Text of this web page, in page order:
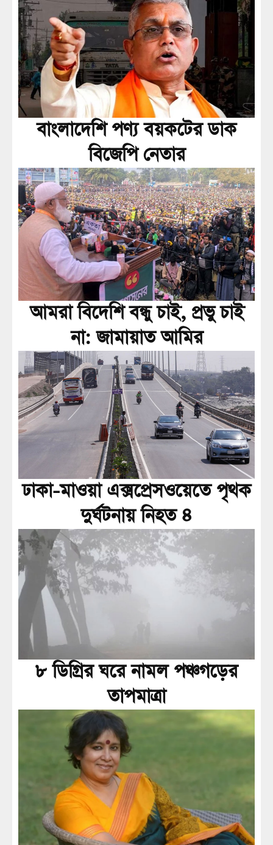
বাংলাদেশি পণ্য বয়কটের ডাক
বিজেপি নেতার
আমরা বিদেশি বন্ধু চাই, প্রভু চাই
না: জামায়াত আমির
ঢাকা-মাওয়া এক্সপ্রেসওয়েতে পৃথক
দুর্ঘটনায় নিহত ৪
৮ ডিগ্রির ঘরে নামল পঞ্চগড়ের
তাপমাত্রা